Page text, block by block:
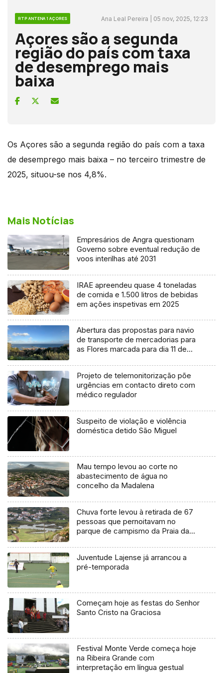
RTP ANTENA 1 AÇORES Ana Leal Pereira | 05 nov, 2025, 12:23
Açores são a segunda
região do país com taxa
de desemprego mais
baixa
Os Açores são a segunda região do país com a taxa
de desemprego mais baixa – no terceiro trimestre de
2025, situou-se nos 4,8%.
Mais Notícias
Empresários de Angra questionam
Governo sobre eventual redução de
voos interilhas até 2031
IRAE apreendeu quase 4 toneladas
de comida e 1.500 litros de bebidas
em ações inspetivas em 2025
Abertura das propostas para navio
de transporte de mercadorias para
as Flores marcada para dia 11 de
Projeto de telemonitorização põe
urgências em contacto direto com
médico regulador
Suspeito de violação e violência
doméstica detido São Miguel
Mau tempo levou ao corte no
abastecimento de água no
concelho da Madalena
Chuva forte levou à retirada de 67
pessoas que pernoitavam no
parque de campismo da Praia da
Juventude Lajense já arrancou a
pré-temporada
Começam hoje as festas do Senhor
Santo Cristo na Graciosa
Festival Monte Verde começa hoje
na Ribeira Grande com
interpretação em língua gestual